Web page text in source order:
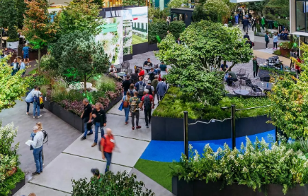
Austeller werden News abonnieren language DE
search